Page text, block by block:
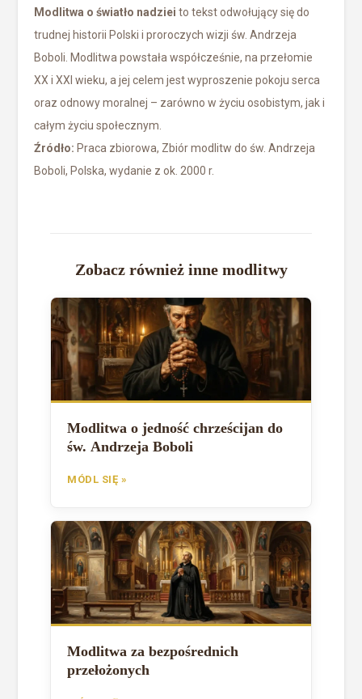
Modlitwa o światło nadziei to tekst odwołujący się do
trudnej historii Polski i proroczych wizji św. Andrzeja
Boboli. Modlitwa powstała współcześnie, na przełomie
XX i XXI wieku, a jej celem jest wyproszenie pokoju serca
oraz odnowy moralnej – zarówno w życiu osobistym, jak i
całym życiu społecznym.
Źródło: Praca zbiorowa, Zbiór modlitw do św. Andrzeja
Boboli, Polska, wydanie z ok. 2000 r.
Zobacz również inne modlitwy
Modlitwa o jedność chrześcijan do
św. Andrzeja Boboli
MÓDL SIĘ »
Modlitwa za bezpośrednich
przełożonych